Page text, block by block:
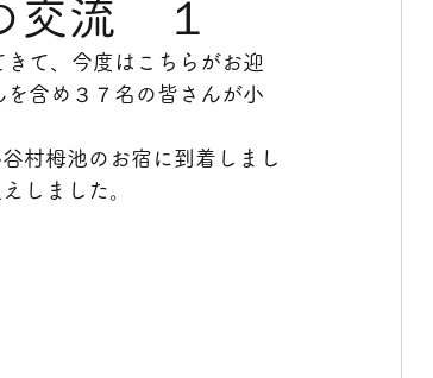
交流 １
て、今度はこちらがお迎
含め３７名の皆さんが小
村栂池のお宿に到着しまし
しました。